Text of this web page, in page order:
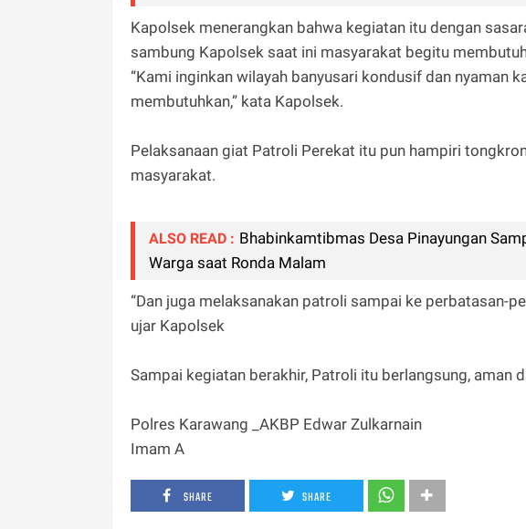
Kapolsek menerangkan bahwa kegiatan itu dengan
sambung Kapolsek saat ini masyarakat begitu
“Kami inginkan wilayah banyusari kondusif dan nyaman
membutuhkan,” kata Kapolsek.
Pelaksanaan giat Patroli Perekat itu pun hampiri
masyarakat.
ALSO READ : Bhabinkamtibmas Desa Pinayungan
Warga saat Ronda Malam
“Dan juga melaksanakan patroli sampai ke perbatasan-
ujar Kapolsek
Sampai kegiatan berakhir, Patroli itu berlangsung, aman
Polres Karawang _AKBP Edwar Zulkarnain
Imam A
SHARE SHARE